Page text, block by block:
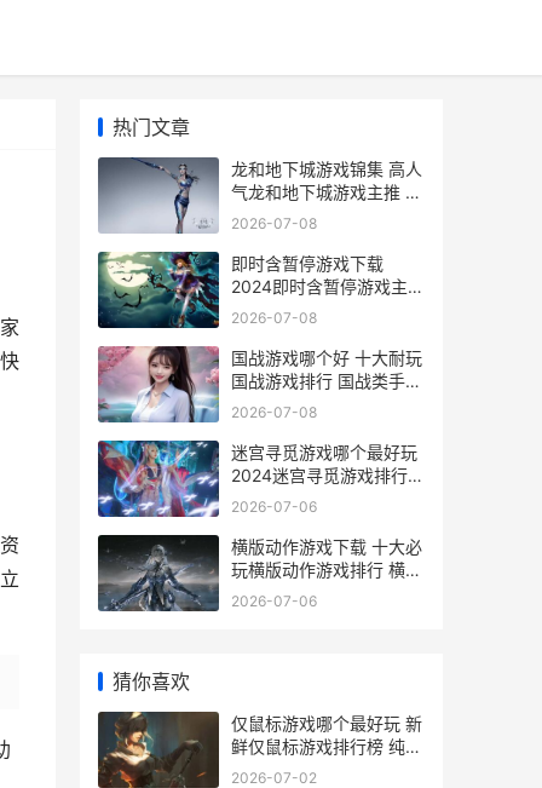
热门文章
龙和地下城游戏锦集 高人
气龙和地下城游戏主推 龙
与地下城是什么
2026-07-08
即时含暂停游戏下载
2024即时含暂停游戏主推
暂停小游戏
2026-07-08
国战游戏哪个好 十大耐玩
国战游戏排行 国战类手游
哪个比较火
2026-07-08
迷宫寻觅游戏哪个最好玩
2024迷宫寻觅游戏排行榜
迷宫寻觅游戏哪里可以玩
2026-07-06
横版动作游戏下载 十大必
玩横版动作游戏排行 横版
动作小游戏
2026-07-06
猜你喜欢
仅鼠标游戏哪个最好玩 新
鲜仅鼠标游戏排行榜 纯鼠
标操作的游戏
2026-07-02